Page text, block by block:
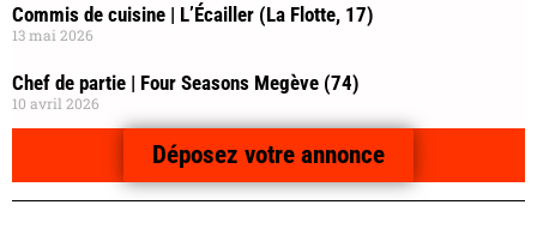
Commis de cuisine | L’Écailler (La Flotte, 17)
13 mai 2026
Chef de partie | Four Seasons Megève (74)
10 avril 2026
Déposez votre annonce